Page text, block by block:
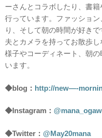
ーさんとコラボしたり、書
行っています。ファッショ
り、そして朝の時間が好き
夫とカメラを持ってお散歩
様子やコーディネート、朝
います。
◆blog： http://new—-
◆Instagram：
◆Twitter： @May20mana